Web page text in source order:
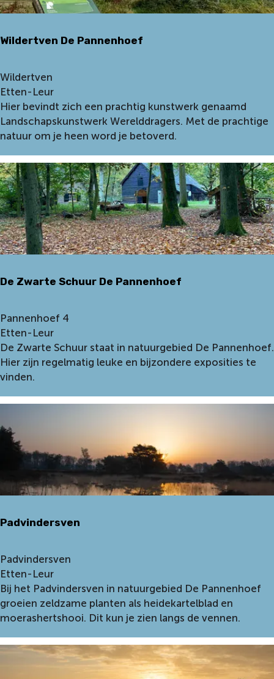
n
o
r
h
o
e
Wildertven De Pannenhoef
W
i
l
d
e
t
v
e
n
D
e
P
n
e
n
h
o
Wildertven
Etten-Leur
Hier bevindt zich een prachtig kunstwerk genaamd
Landschapskunstwerk Werelddragers. Met de prachtige
natuur om je heen word je betoverd.
De Zwarte Schuur De Pannenhoef
D
e
Z
w
a
t
u
D
P
a
n
e
h
Pannenhoef 4
Etten-Leur
De Zwarte Schuur staat in natuurgebied De Pannenhoef.
Hier zijn regelmatig leuke en bijzondere exposities te
vinden.
Padvindersven
P
a
d
v
i
d
Padvindersven
Etten-Leur
Bij het Padvindersven in natuurgebied De Pannenhoef
groeien zeldzame planten als heidekartelblad en
moerashertshooi. Dit kun je zien langs de vennen.